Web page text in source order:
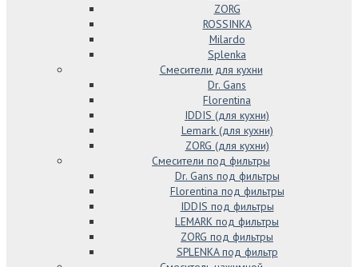
ZORG
ROSSINKA
Milardo
Splenka
Смесители для кухни
Dr. Gans
Florentina
IDDIS (для кухни)
Lemark (для кухни)
ZORG (для кухни)
Смесители под фильтры
Dr. Gans под фильтры
Florentina под фильтры
IDDIS под фильтры
LEMARK под фильтры
ZORG под фильтры
SPLENKA под фильтр